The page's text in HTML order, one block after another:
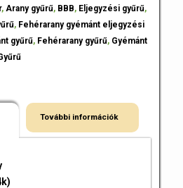
, Arany gyűrű, BBB, Eljegyzési gyűrű,
, Fehérarany gyémánt eljegyzési
gyűrű, Fehérarany gyűrű, Gyémánt
További információk